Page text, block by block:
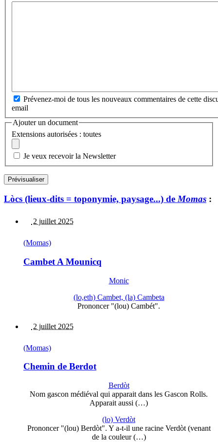
Prévenez-moi de tous les nouveaux commentaires de cette
email
Ajouter un document
Extensions autorisées : toutes
Je veux recevoir la Newsletter
Lòcs (lieux-dits = toponymie, paysage...) de Momas :
2 juillet 2025
(Momas)
Cambet A Mounicq
Monic
(lo,eth) Cambet, (la) Cambeta
Prononcer "(lou) Cambét".
2 juillet 2025
(Momas)
Chemin de Berdot
Berdòt
Nom gascon médiéval qui apparait dans les Gascon Rolls.
Apparait aussi (…)
(lo) Verdòt
Prononcer "(lou) Berdòt". Y a-t-il une racine Verdòt (venant
de la couleur (…)